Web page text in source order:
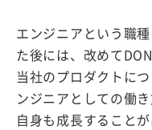
エンジニアという職
た後には、改めて
当社のプロダクトに
ンジニアとしての働
自身も成長すること